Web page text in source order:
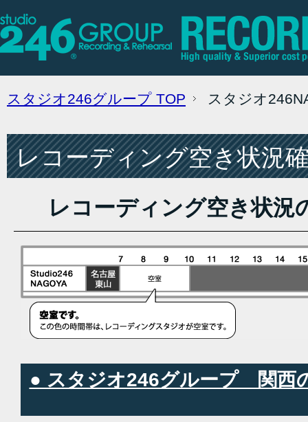
スタジオ246グループ TOP スタジオ
レコーディング空き状況
レコーディング空き状況
● スタジオ246グループ 関西